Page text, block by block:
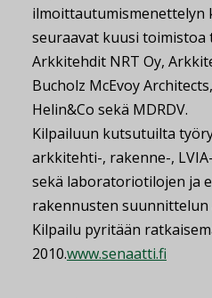
ilmoittautumismenettelyn
seuraavat kuusi toimistoa
Arkkitehdit NRT Oy,
Bucholz McEvoy
Helin&Co sekä MDRDV.
Kilpailuun kutsutuilta
arkkitehti-, rakenne-,
sekä laboratoriotilojen ja
rakennusten suunnittelun
Kilpailu pyritään
2010.www.senaatti.fi